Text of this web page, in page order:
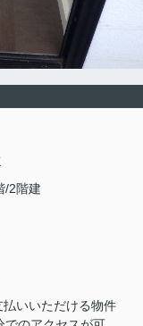
/2階建
いいただける物件